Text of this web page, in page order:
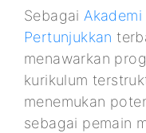
SebagaiAkademi
Pertunjukkan
menawarkan
kurikulum
menemukan
sebagai pemain